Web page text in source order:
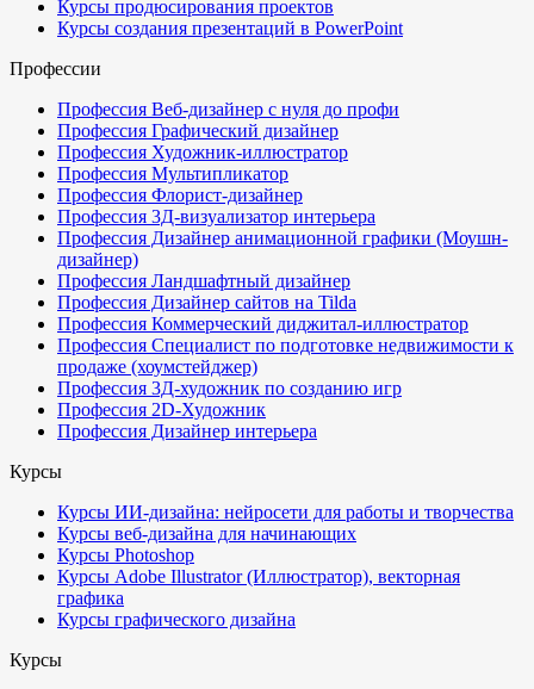
Курсы продюсирования проектов
Курсы создания презентаций в PowerPoint
Профессии
Профессия Веб-дизайнер с нуля до профи
Профессия Графический дизайнер
Профессия Художник-иллюстратор
Профессия Мультипликатор
Профессия Флорист-дизайнер
Профессия 3Д-визуализатор интерьера
Профессия Дизайнер анимационной графики (Моушн-
дизайнер)
Профессия Ландшафтный дизайнер
Профессия Дизайнер сайтов на Tilda
Профессия Коммерческий диджитал-иллюстратор
Профессия Специалист по подготовке недвижимости к
продаже (хоумстейджер)
Профессия 3Д-художник по созданию игр
Профессия 2D-Художник
Профессия Дизайнер интерьера
Курсы
Курсы ИИ-дизайна: нейросети для работы и творчества
Курсы веб-дизайна для начинающих
Курсы Photoshop
Курсы Adobe Illustrator (Иллюстратор), векторная
графика
Курсы графического дизайна
Курсы